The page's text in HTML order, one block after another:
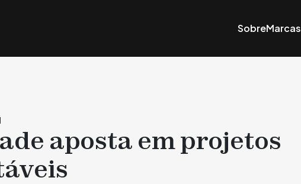
SobreMarcas
aposta em projetos